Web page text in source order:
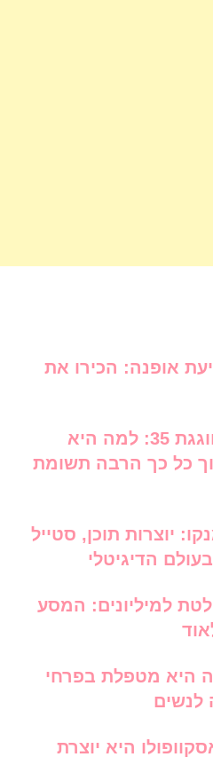
אופנה: הכירו את
לינדזי פלאס חוגגת 35: למה היא
כל כך הרבה תשומת
יוצרות תוכן, סטייל
הדיגיטלי
למיליונים: המסע
היא מטפלת בפרחי
לנשים
היא יוצרת